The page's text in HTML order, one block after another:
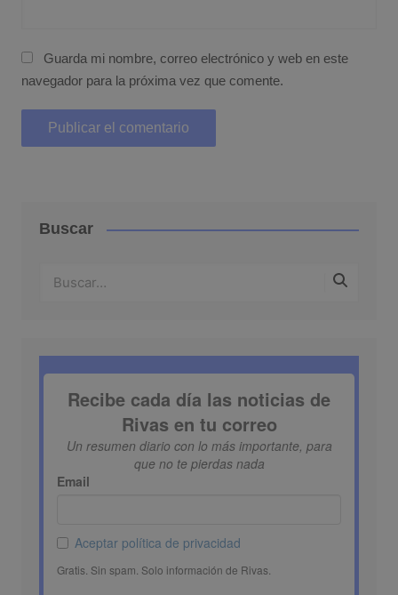
Guarda mi nombre, correo electrónico y web en este
navegador para la próxima vez que comente.
Buscar